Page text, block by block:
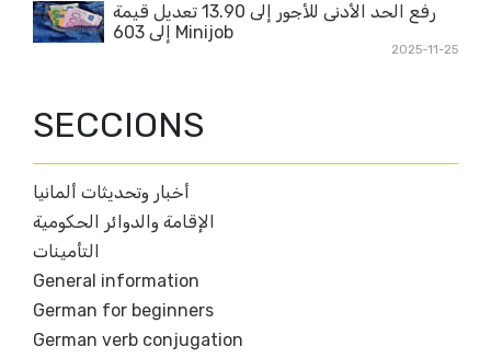
رفع الحد الأدنى للأجور إلى 13.90 تعديل قيمة
Minijob إلى 603
2025-11-25
SECCIONS
أخبار وتحديثات ألمانيا
الإقامة والدوائر الحكومية
التأمينات
General information
German for beginners
German verb conjugation